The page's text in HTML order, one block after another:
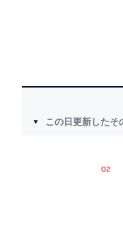
この日更新したそ